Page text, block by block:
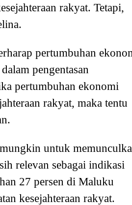
rakyat. Tetapi,
pertumbuhan
pengentasan
pertumbuhan ekonomi
rakyat, maka tentu
untuk
relevan sebagai indikasi
27 persen di Maluku
kesejahteraan rakyat.